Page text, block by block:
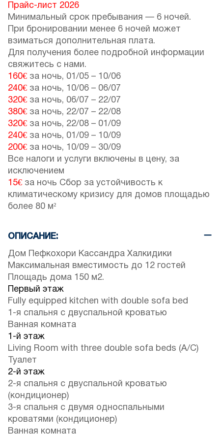
Прайс-лист 2026
Минимальный срок пребывания — 6 ночей.
При бронировании менее 6 ночей может
взиматься дополнительная плата.
Для получения более подробной информации
свяжитесь с нами.
160€ за ночь, 01/05 – 10/06
240€ за ночь, 10/06 – 06/07
320€ за ночь, 06/07 – 22/07
380€ за ночь, 22/07 – 22/08
320€ за ночь, 22/08 – 01/09
240€ за ночь, 01/09 – 10/09
200€ за ночь, 10/09 – 30/09
Все налоги и услуги включены в цену, за
исключением
15€ за ночь Сбор за устойчивость к
климатическому кризису для домов площадью
более 80 м²
ОПИСАНИЕ:
Дом Пефкохори Кассандра Халкидики
Максимальная вместимость до 12 гостей
Площадь дома 150 м2.
Первый этаж
Fully equipped kitchen with double sofa bed
1-я спальня с двуспальной кроватью
Ванная комната
1-й этаж
Living Room with three double sofa beds (A/C)
Туалет
2-й этаж
2-я спальня с двуспальной кроватью
(кондиционер)
3-я спальня с двумя односпальными
кроватями (кондиционер)
Ванная комната